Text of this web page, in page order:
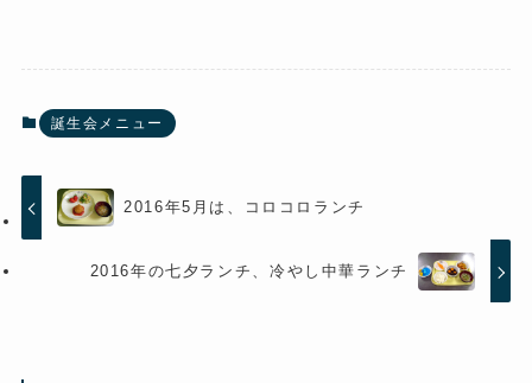
誕生会メニュー
2016年5月は、コロコロランチ
2016年の七夕ランチ、冷やし中華ランチ